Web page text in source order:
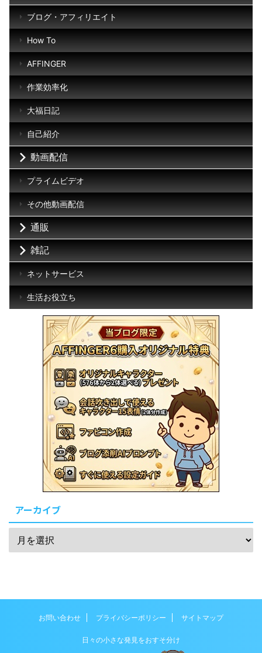
ブログ・アフィリエイト
How To
AFFINGER
作業効率化
大福日記
自己紹介
動画配信
プライムビデオ
その他動画配信
通販
雑記
ネットサービス
生活お役立ち
アーカイブ
お問い合わせ プライバシーポリシー サイトマップ
日々の小さな発見をおすそ分け